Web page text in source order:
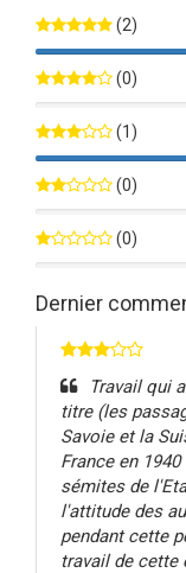
(2)
(0)
(1)
33%
(0)
(0)
Dernier
Travail qui
titre (les
Savoie et la
France en
sémites de
l'attitude des
pendant cette
travail de cette